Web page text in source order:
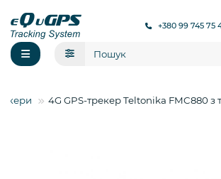
+380 99 745 75
4G GPS-трекер Teltonika FMC880 з